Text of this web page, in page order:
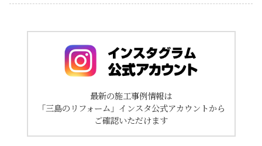
最新の施工事例情報は
「三島のリフォーム」インスタ公式アカウントから
ご確認いただけます